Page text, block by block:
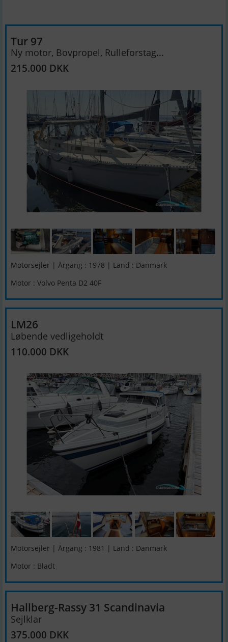
Tur 97
Ny motor, Bovpropel, Rulleforstag...
215.000 DKK
Motorsejler | Årgang : 1978 | Land : Danmark
Motor : Volvo Penta D2 40F
LM26
Løbende vedligeholdt
110.000 DKK
Motorsejler | Årgang : 1981 | Land : Danmark
Motor : Bladt
Hallberg-Rassy 31 Scandinavia
Sejlklar
375.000 DKK